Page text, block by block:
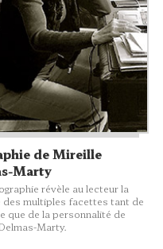
de Mireille
Marty
révèle au lecteur la
des multiples facettes tant de
que de la personnalité de
Marty.